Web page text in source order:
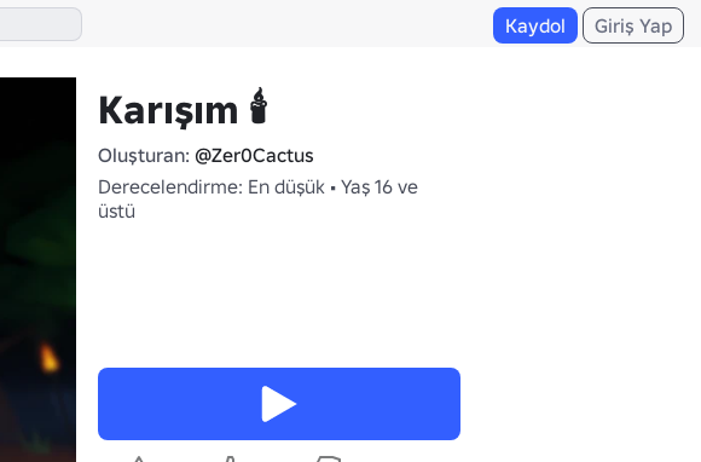
Kaydol Giriş Yap
Karışım 🕯️
Oluşturan: @Zer0Cactus
Derecelendirme: En düşük • Yaş 16 ve
üstü